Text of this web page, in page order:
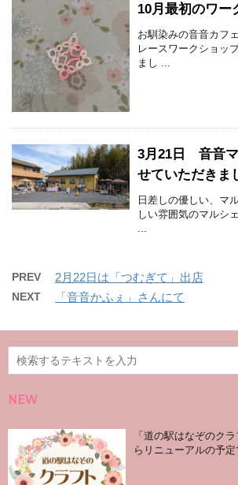
10月最初のワー
お馴染みの音音カフ
レースワークショッ
まし ...
3月21日 音音
せていただきま
日差しの優しい、マ
しい雰囲気のマルシ
PREV 2月22日は「つむぎて」出店
NEXT 「音音かふぇ」さんにて
NEW
「道の駅はなぞのク
らリニューアルの予定